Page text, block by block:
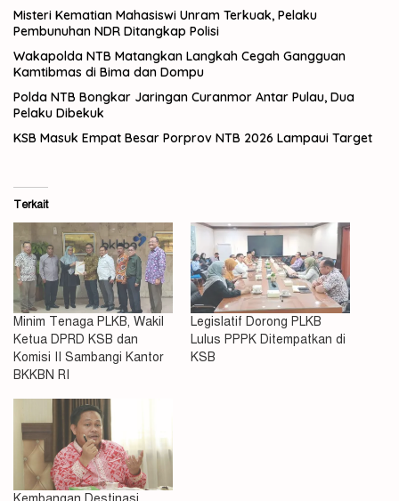
Misteri Kematian Mahasiswi Unram Terkuak, Pelaku
Pembunuhan NDR Ditangkap Polisi
Wakapolda NTB Matangkan Langkah Cegah Gangguan
Kamtibmas di Bima dan Dompu
Polda NTB Bongkar Jaringan Curanmor Antar Pulau, Dua
Pelaku Dibekuk
KSB Masuk Empat Besar Porprov NTB 2026 Lampaui Target
Terkait
Minim Tenaga PLKB, Wakil
Ketua DPRD KSB dan
Komisi II Sambangi Kantor
BKKBN RI
Legislatif Dorong PLKB
Lulus PPPK Ditempatkan di
KSB